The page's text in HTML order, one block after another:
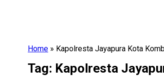
Home » Kapolresta Jayapura Kota
Tag: Kapolresta